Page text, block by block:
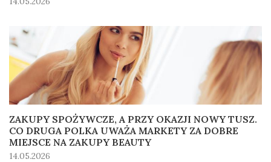
ZAKUPY SPOŻYWCZE, A PRZY OKAZJI NOWY TUSZ.
CO DRUGA POLKA UWAŻA MARKETY ZA DOBRE
MIEJSCE NA ZAKUPY BEAUTY
14.05.2026